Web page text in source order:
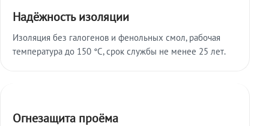
Надёжность изоляции
Изоляция без галогенов и фенольных смол, рабочая
температура до 150 °C, срок службы не менее 25 лет.
Огнезащита проёма